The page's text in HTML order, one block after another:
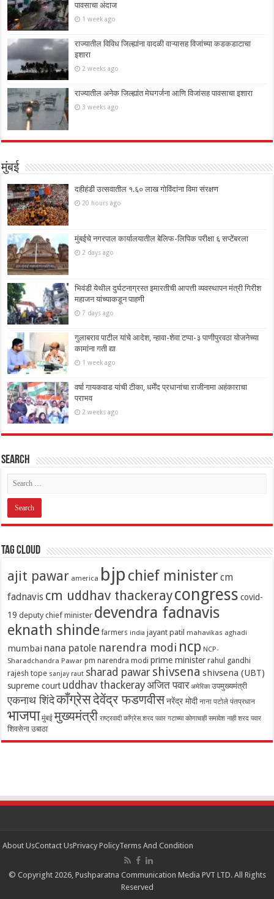
पावसाचा अंदाज
1 week ago
राज्यातील विविध जिल्ह्यांना वादळी वाऱ्यासह विजांच्या कडकडाटाचा
इशारा
2 weeks ago
राज्यातील अनेक जिल्ह्यांत मेघगर्जना आणि विजांसह पावसाचा इशारा
3 weeks ago
मुंबई
दहीहंडी उत्सवातील १.६० लाख गोविंदांना विमा संरक्षण
20 hours ago
मुंबईचे नगरपाल कार्यालयातील बेलिफ-लिपिक परीक्षा ६ सप्टेंबरला
2 days ago
भिवंडी येथील दुर्घटनाग्रस्त इमारतीची आपत्ती व्यवस्थापन मंत्री गिरीश
महाजन यांच्याकडून पाहणी
7 days ago
गुलाबराव पाटील यांचे आदेश, न्हावा-शेवा टप्पा-३ पाणीपुरवठा योजनेच्या
कामांना गती द्या
1 week ago
वर्षा गायकवाड यांची टीका, धर्मेंद प्रधानांचा राजीनामा अहंकाराचा
पराभव
2 weeks ago
Search
Tag Cloud
ajit pawar america bjp chief minister cm
fadnavis cm uddhav thackeraycongress covid-
19 deputy chief minister devendra fadnavis
eknath shinde farmers india jayant patil mahavikas aghadi
mumbai nana patole narendra modi ncp NCP-
Sharadchandra Pawar pm narendra modi prime minister rahul gandhi
rajesh tope sanjay raut sharad pawar shivsena shivsena (UBT)
supreme court uddhav thackerayअजित पवार अमेरिका उपमुख्यमंत्री
एकनाथ शिंदेकाँग्रेसदेवेंद्र फडणवीसनरेंद्र मोदी नाना पटोले पंतप्रधान
भाजपा मुंबई मुख्यमंत्री राष्ट्रवादी काँग्रेस शरद पवार गटाच्या कोणाचाही समावेश नाही शरद पवार
शिवसेना उबाठा
About UsContact UsPrivacy PolicyTerms And Condition
© Copyright 2026, Pushparatna Communication Media PVT LTD. All Rights
Reserved